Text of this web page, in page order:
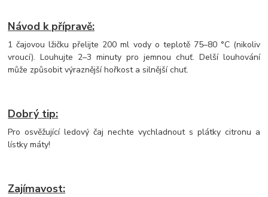
Návod k přípravě:
1 čajovou lžičku přelijte 200 ml vody o teplotě 75–80 °C (nikoliv
vroucí). Louhujte 2–3 minuty pro jemnou chuť. Delší louhování
může způsobit výraznější hořkost a silnější chuť.
Dobrý tip:
Pro osvěžující ledový čaj nechte vychladnout s plátky citronu a
lístky máty!
Zajímavost: